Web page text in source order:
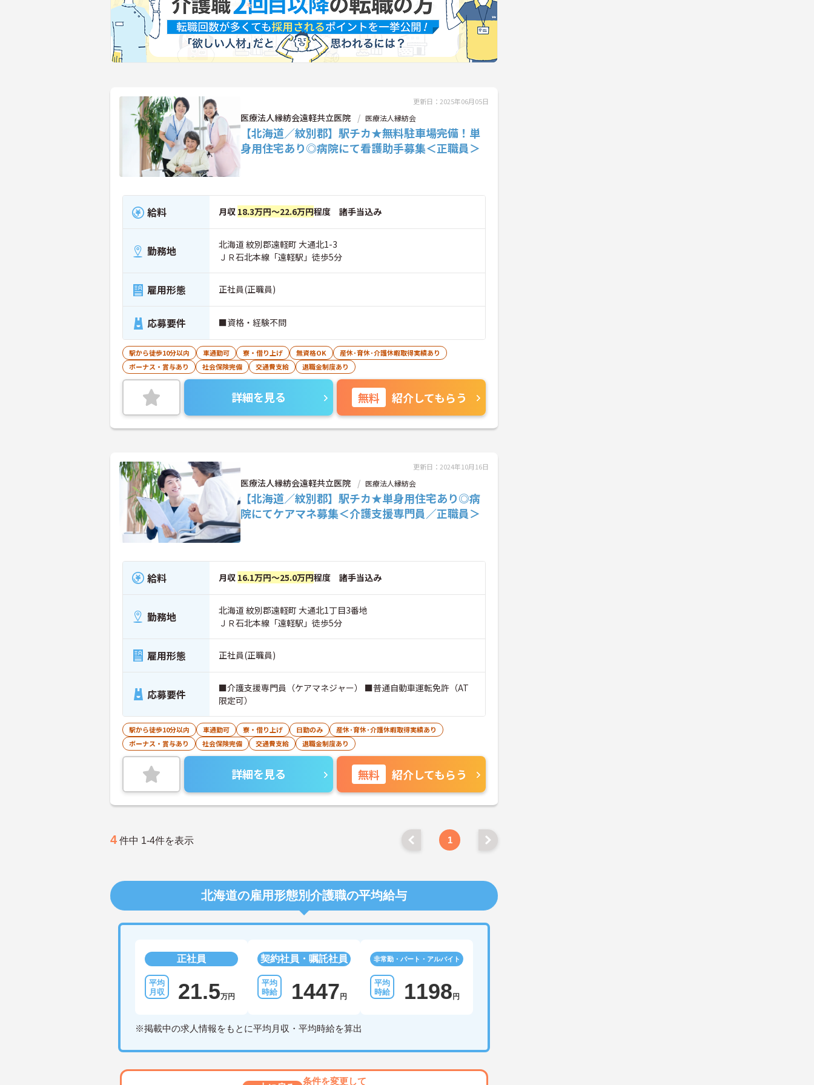
更新日：2025年06月05日
医療法人縁紡会遠軽共立医院 医療法人縁紡会
【北海道／紋別郡】駅チカ★無料駐車場完備！単
身用住宅あり◎病院にて看護助手募集＜正職員＞
給料 月収 18.3万円～22.6万円程度 諸手当込み
勤務地
北海道 紋別郡遠軽町 大通北1-3
ＪＲ石北本線「遠軽駅」徒歩5分
雇用形態 正社員(正職員)
応募要件 ■資格・経験不問
駅から徒歩10分以内 車通勤可 寮・借り上げ 無資格OK
産休･育休･介護休暇取得実績あり
ボーナス・賞与あり
社会保険完備 交通費支給 退職金制度あり
詳細を見る 無料 紹介してもらう
更新日：2024年10月16日
医療法人縁紡会遠軽共立医院 医療法人縁紡会
【北海道／紋別郡】駅チカ★単身用住宅あり◎病
院にてケアマネ募集＜介護支援専門員／正職員＞
給料 月収 16.1万円～25.0万円程度 諸手当込み
勤務地
北海道 紋別郡遠軽町 大通北1丁目3番地
ＪＲ石北本線「遠軽駅」徒歩5分
雇用形態 正社員(正職員)
応募要件
■介護支援専門員（ケアマネジャー） ■普通自動車運転免許（AT
限定可）
駅から徒歩10分以内 車通勤可 寮・借り上げ 日勤のみ
産休･育休･介護休暇取得実績あり
ボーナス・賞与あり
社会保険完備 交通費支給 退職金制度あり
詳細を見る 無料 紹介してもらう
4 件中 1-4件を表示 1
北海道の雇用形態別介護職の平均給与
正社員
21.5万円
契約社員・嘱託社員
1447円
非常勤・パート・アルバイト
1198円
※掲載中の求人情報をもとに平均月収・平均時給を算出
条件を変更して